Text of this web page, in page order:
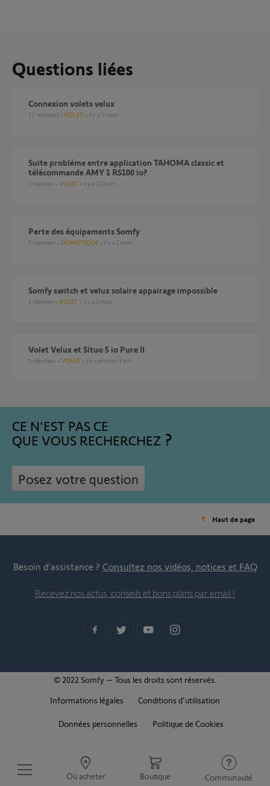
Où acheter Boutique Communauté
Questions liées
Connexion volets velux
12 réponses VOLET il y a 2 mois
Suite probléme entre application TAHOMA classic et
télécommande AMY 1 RS100 io?
1 réponse VOLET il y a 12 jours
Perte des équipements Somfy
6 réponses DOMOTIQUE il y a 2 mois
Somfy switch et velux solaire appairage impossible
1 réponse VOLET il y a 2 mois
Volet Velux et Situo 5 io Pure II
5 réponses VOLET il y a environ 2 ans
CE N'EST PAS CE
QUE VOUS RECHERCHEZ
Posez votre question
Haut de page
Besoin d’assistance ? Consultez nos vidéos, notices et FAQ
Recevez nos actus, conseils et bons plans par email !
© 2022 Somfy – Tous les droits sont réservés.
Informations légales
Conditions d'utilisation
Données personnelles Politique de Cookies